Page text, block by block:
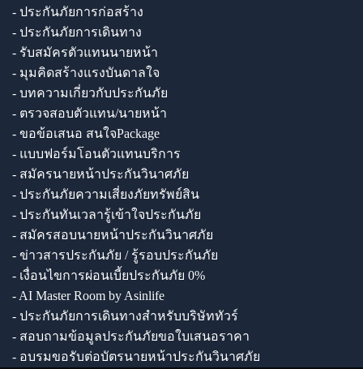
- ประกันภัยการก่อสร้าง
- ประกันภัยการเดินทาง
- รับสมัครตัวแทนนายหน้า
- มุมคิดสร้างแรงบันดาลใจ
- บทความเกี่ยวกับประกันภัย
- ตรวจสอบตัวแทน/นายหน้า
- ขอข้อเสนอ สนใจPackage
- แบบฟอร์มโอนตัวแทนบริการ
- สมัครนายหน้าประกันวินาศภัย
- ประกันภัยความเสี่ยงภัยทรัพย์สิน
- ประกันทันเวลารู้เข้าใจประกันภัย
- สมัครสอบนายหน้าประกันวินาศภัย
- ข่าวสารประกันภัย / รู้รอบประกันภัย
- เงื่อนไขการผ่อนเบี้ยประกันภัย 0%
- AI Master Room by Asinlife
- ประกันภัยการเดินทางสำหรับบริษัททัวร์
- สอบถามข้อมูลประกันภัยขอใบเสนอราคา
- อบรมขอรับต่อบัตรนายหน้าประกันวินาศภัย